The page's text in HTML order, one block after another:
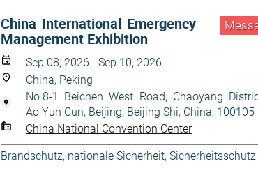
China International Emergency
Management Exhibition
Sep 08, 2026 - Sep 10, 2026
China, Peking
No.8-1 Beichen West Road, Chaoyang
Ao Yun Cun, Beijing, Beijing Shi, China, 100105
China National Convention Center
Brandschutz, nationale Sicherheit, Sicherheitsschutz